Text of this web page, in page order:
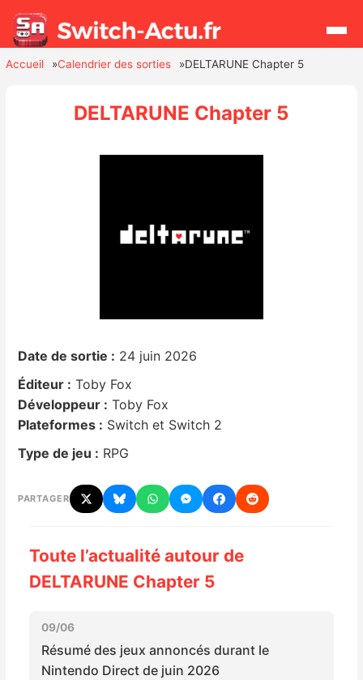
Rumeurs
Nintendo Direct
Tests de jeux
Autres tests
Précommandes
Accueil Calendrier des sorties DELTARUNE Chapter 5
DELTARUNE Chapter 5
Date de sortie : 24 juin 2026
Éditeur : Toby Fox
Développeur : Toby Fox
Plateformes : Switch et Switch 2
Type de jeu : RPG
PARTAGER
Toute l’actualité autour de
DELTARUNE Chapter 5
09/06
Résumé des jeux annoncés durant le
Nintendo Direct de juin 2026